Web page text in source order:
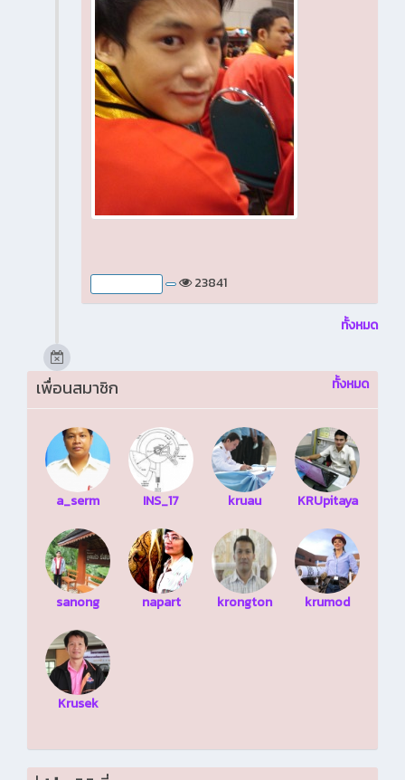
23841
ทั้งหมด
เพื่อนสมาชิก ทั้งหมด
a_serm INS_17 kruau KRUpitaya
sanong napart krongton krumod
Krusek